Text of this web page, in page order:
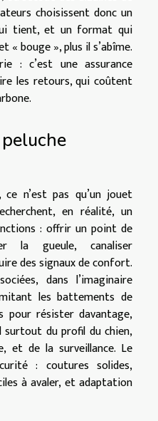
choisissent donc un
tient, et un format qui
« bouge », plus il s’abîme.
: c’est une assurance
les retours, qui coûtent
n’est pas qu’un jouet
en réalité, un
: offrir un point de
la gueule, canaliser
des signaux de confort.
dans l’imaginaire
les battements de
pour résister davantage,
surtout du profil du chien,
et de la surveillance. Le
: coutures solides,
à avaler, et adaptation